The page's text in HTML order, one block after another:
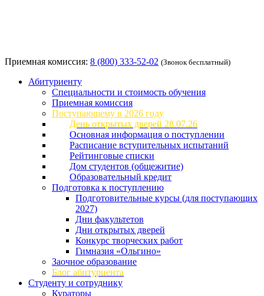
Приемная комиссия: 8 (800) 333-52-02 (Звонок бесплатный)
Абитуриенту
Специальности и стоимость обучения
Приемная комиссия
Поступающему в 2026 году
День открытых дверей 28.07.26
Основная информация о поступлении
Расписание вступительных испытаний
Рейтинговые списки
Дом студентов (общежитие)
Образовательный кредит
Подготовка к поступлению
Подготовительные курсы (для поступающих
2027)
Дни факультетов
Дни открытых дверей
Конкурс творческих работ
Гимназия «Ольгино»
Заочное образование
Блог абитуриента
Студенту и сотруднику
Кураторы